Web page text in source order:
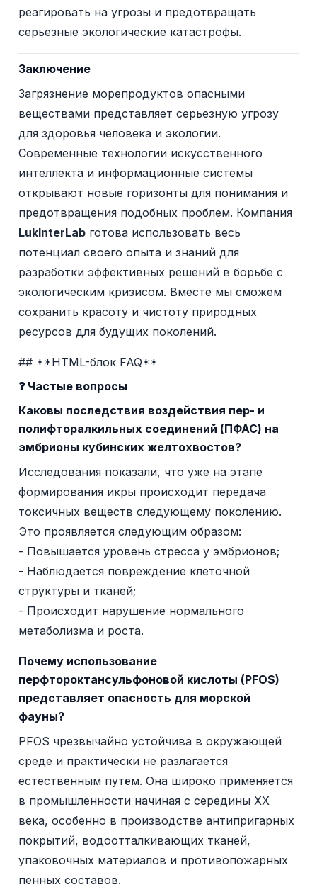
реагировать на угрозы и предотвращать
серьезные экологические катастрофы.
Заключение
Загрязнение морепродуктов опасными
веществами представляет серьезную угрозу
для здоровья человека и экологии.
Современные технологии искусственного
интеллекта и информационные системы
открывают новые горизонты для понимания и
предотвращения подобных проблем. Компания
LukInterLab готова использовать весь
потенциал своего опыта и знаний для
разработки эффективных решений в борьбе с
экологическим кризисом. Вместе мы сможем
сохранить красоту и чистоту природных
ресурсов для будущих поколений.
## **HTML-блок FAQ**
❓ Частые вопросы
Каковы последствия воздействия пер- и
полифторалкильных соединений (ПФАС) на
эмбрионы кубинских желтохвостов?
Исследования показали, что уже на этапе
формирования икры происходит передача
токсичных веществ следующему поколению.
Это проявляется следующим образом:
- Повышается уровень стресса у эмбрионов;
- Наблюдается повреждение клеточной
структуры и тканей;
- Происходит нарушение нормального
метаболизма и роста.
Почему использование
перфтороктансульфоновой кислоты (PFOS)
представляет опасность для морской
фауны?
PFOS чрезвычайно устойчива в окружающей
среде и практически не разлагается
естественным путём. Она широко применяется
в промышленности начиная с середины XX
века, особенно в производстве антипригарных
покрытий, водоотталкивающих тканей,
упаковочных материалов и противопожарных
пенных составов.